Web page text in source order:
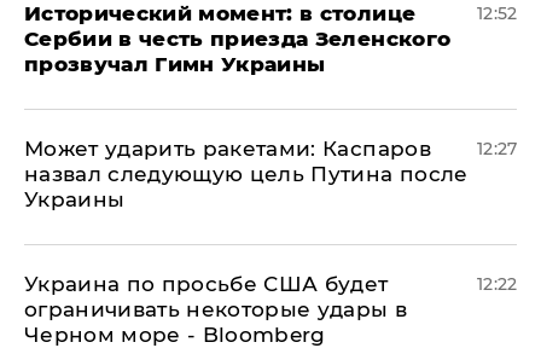
Исторический момент: в столице
Сербии в честь приезда Зеленского
прозвучал Гимн Украины
12:52
Может ударить ракетами: Каспаров
назвал следующую цель Путина после
Украины
12:27
Украина по просьбе США будет
ограничивать некоторые удары в
Черном море - Bloomberg
12:22